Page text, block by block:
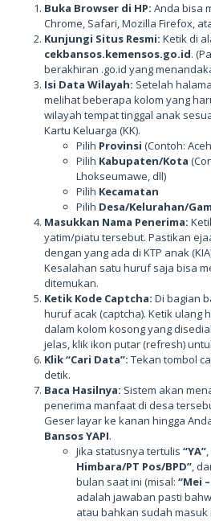
Buka Browser di HP: Anda bisa
Chrome, Safari, Mozilla Firefox,
Kunjungi Situs Resmi: Ketik di
cekbansos.kemensos.go.id.
berakhiran .go.id yang
Isi Data Wilayah: Setelah
melihat beberapa kolom yang
wilayah tempat tinggal anak
Kartu Keluarga (KK).
Pilih Provinsi (Contoh:
Pilih Kabupaten/Kota
Lhokseumawe, dll)
Pilih Kecamatan
Pilih Desa/Kelurahan/
Masukkan Nama Penerima:
yatim/piatu tersebut. Pastikan
dengan yang ada di KTP anak
Kesalahan satu huruf saja bisa
ditemukan.
Ketik Kode Captcha: Di bagian
huruf acak (captcha). Ketik ulang
dalam kolom kosong yang
jelas, klik ikon putar (refresh)
Klik “Cari Data”: Tekan tombol
detik.
Baca Hasilnya: Sistem akan
penerima manfaat di desa
Geser layar ke kanan hingga
Bansos YAPI.
Jika statusnya tertulis “YA”
Himbara/PT Pos/BPD”,
bulan saat ini (misal: “Mei
adalah jawaban pasti
atau bahkan sudah masuk